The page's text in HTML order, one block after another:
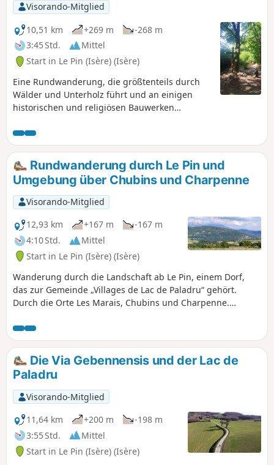
Visorando-Mitglied
10,51 km
+269 m
-268 m
3:45 Std.
Mittel
Start in Le Pin (Isère) (Isère)
Eine Rundwanderung, die größtenteils durch
Wälder und Unterholz führt und an einigen
historischen und religiösen Bauwerken
Croix de Moine Mort und Croix d’Homnézy. Blick
auf den Lac de Paladru und den Mont Blanc (bei
klarem Wetter).
Rundwanderung durch Le Pin und
Umgebung über Chubins und Charpenne
Visorando-Mitglied
12,93 km
+167 m
-167 m
4:10 Std.
Mittel
Start in Le Pin (Isère) (Isère)
Wanderung durch die Landschaft ab Le Pin, einem Dorf,
das zur Gemeinde „Villages de Lac de Paladru“ gehört.
Durch die Orte Les Marais, Chubins und Charpenne.
einigen kleinen asphaltierten Straßen.
Die Via Gebennensis und der Lac de
Paladru
Visorando-Mitglied
11,64 km
+200 m
-198 m
3:55 Std.
Mittel
Start in Le Pin (Isère) (Isère)